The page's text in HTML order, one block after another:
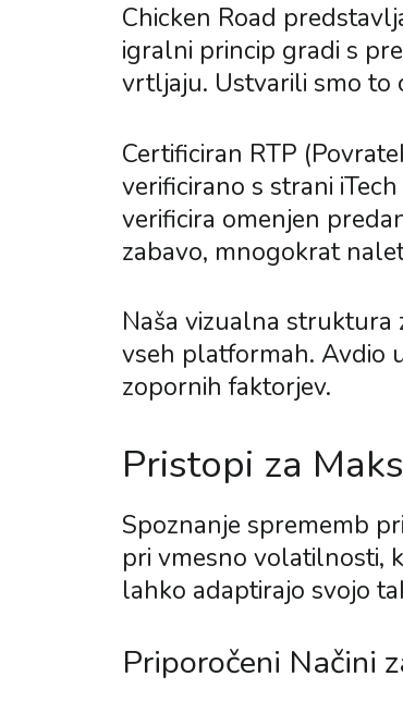
Chicken Road
igralni princip gradi s
vrtljaju. Ustvarili smo to
Certificiran RTP
verificirano s strani
verificira omenjen
zabavo, mnogokrat
Naša vizualna struktura
vseh platformah. Avdio
zopornih faktorjev.
Pristopi za
Spoznanje sprememb
pri vmesno volatilnosti,
lahko adaptirajo svojo
Priporočeni Načini